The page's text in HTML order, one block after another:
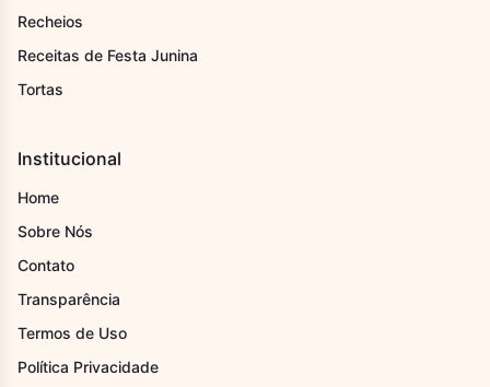
Recheios
Receitas de Festa Junina
Tortas
Institucional
Home
Sobre Nós
Contato
Transparência
Termos de Uso
Política Privacidade